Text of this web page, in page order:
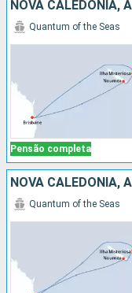
NOVA CALEDÔNIA,
Pensão completa
Quantum of the Seas
NOVA CALEDÔNIA,
Quantum of the Seas